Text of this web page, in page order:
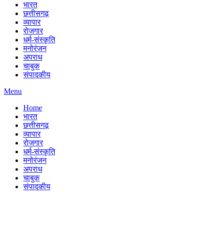
भारत
छत्तीसगढ़
व्यापार
रोजगार
धर्म-संस्कृति
मनोरंजन
अपराध
चाबुक
संपादकीय
Menu
Home
भारत
छत्तीसगढ़
व्यापार
रोजगार
धर्म-संस्कृति
मनोरंजन
अपराध
चाबुक
संपादकीय